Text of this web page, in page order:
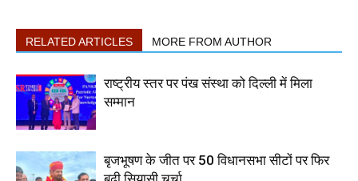
RELATED ARTICLES MORE FROM AUTHOR
राष्ट्रीय स्तर पर पंख संस्था को दिल्ली में मिला
सम्मान
बृजभूषण के जीत पर 50 विधानसभा सीटों पर फिर